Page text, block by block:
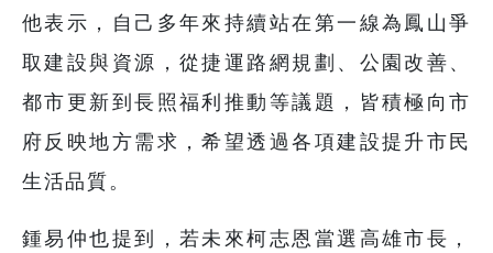
他表示，自己多年來持續站在第一線為鳳山爭
取建設與資源，從捷運路網規劃、公園改善、
都市更新到長照福利推動等議題，皆積極向市
府反映地方需求，希望透過各項建設提升市民
生活品質。
鍾易仲也提到，若未來柯志恩當選高雄市長，